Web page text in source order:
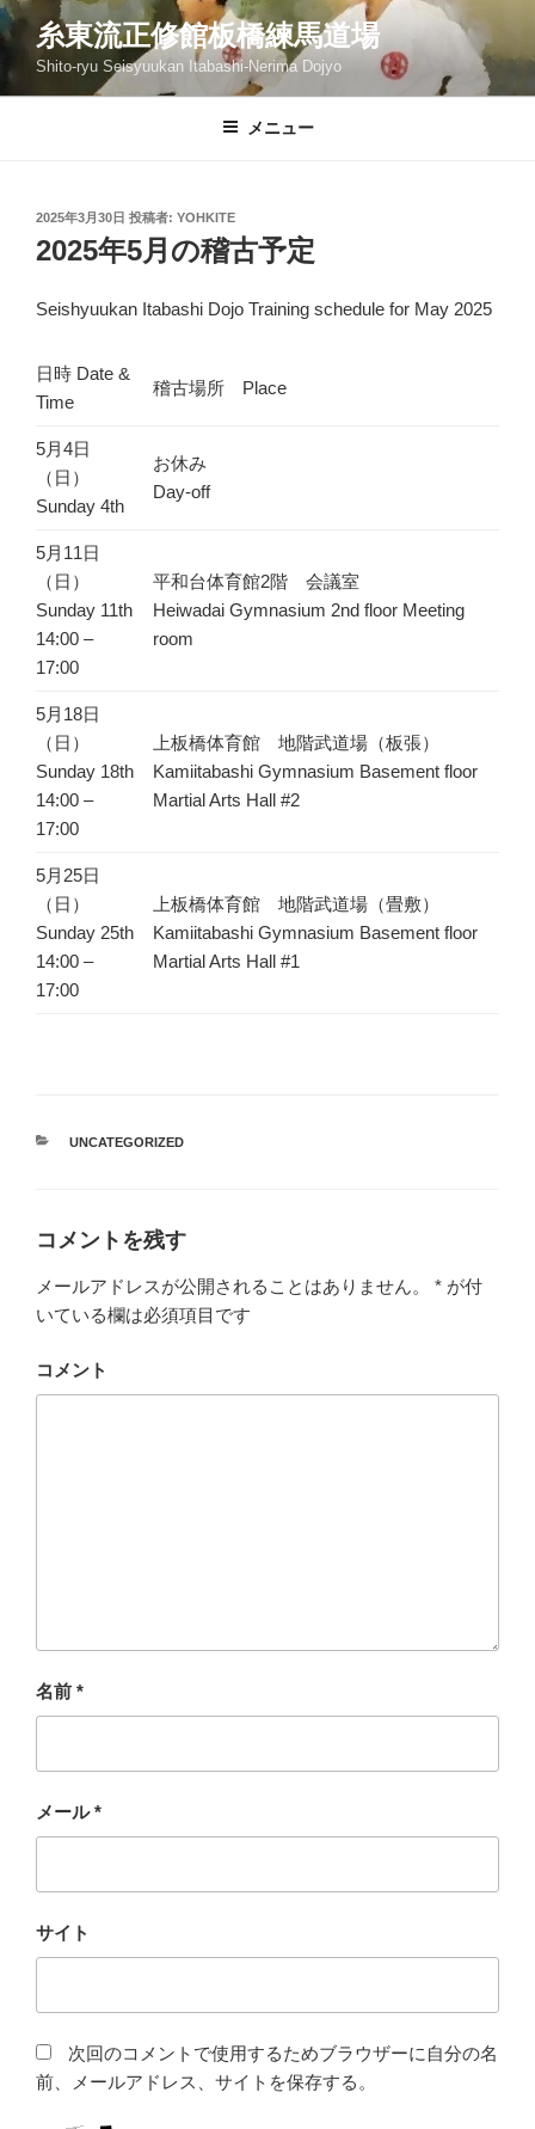
コ
ン
テ
ン
糸東流正修館板橋練馬道場
Shito-ryu Seisyuukan Itabashi-Nerima Dojyo
メニュー
投
稿
日:
2025年3月30日 投稿者: YOHKITE
2025年5月の稽古予定
Seishyuukan Itabashi Dojo Training schedule for May 2025
日時 Date &
Time
稽古場所 Place
5月4日
（日）
Sunday 4th
お休み
Day-off
5月11日
（日）
Sunday 11th
14:00 –
17:00
平和台体育館2階 会議室
Heiwadai Gymnasium 2nd floor Meeting
room
5月18日
（日）
Sunday 18th
14:00 –
17:00
上板橋体育館 地階武道場（板張）
Kamiitabashi Gymnasium Basement floor
Martial Arts Hall #2
5月25日
（日）
Sunday 25th
14:00 –
17:00
上板橋体育館 地階武道場（畳敷）
Kamiitabashi Gymnasium Basement floor
Martial Arts Hall #1
カ
ー
UNCATEGORIZED
コメントを残す
メールアドレスが公開されることはありません。 * が付
いている欄は必須項目です
コメント
名前 *
メール*
サイト
次回のコメントで使用するためブラウザーに自分の名
前、メールアドレス、サイトを保存する。